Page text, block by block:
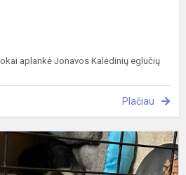
aplankė Jonavos Kalėdinių eglučių
Plačiau